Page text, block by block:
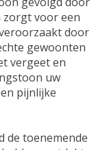
zorgt voor een
door
gewoonten
vergeet en
uw
pijnlijke
de toenemende